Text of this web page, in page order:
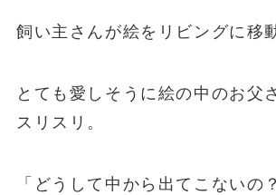
飼い主さんが絵をリビングに移
とても愛しそうに絵の中のお父
スリスリ。
「どうして中から出てこないの